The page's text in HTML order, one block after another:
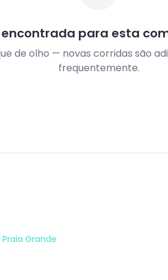
para esta
de olho — novas corridas são
frequentemente.
Praia Grande